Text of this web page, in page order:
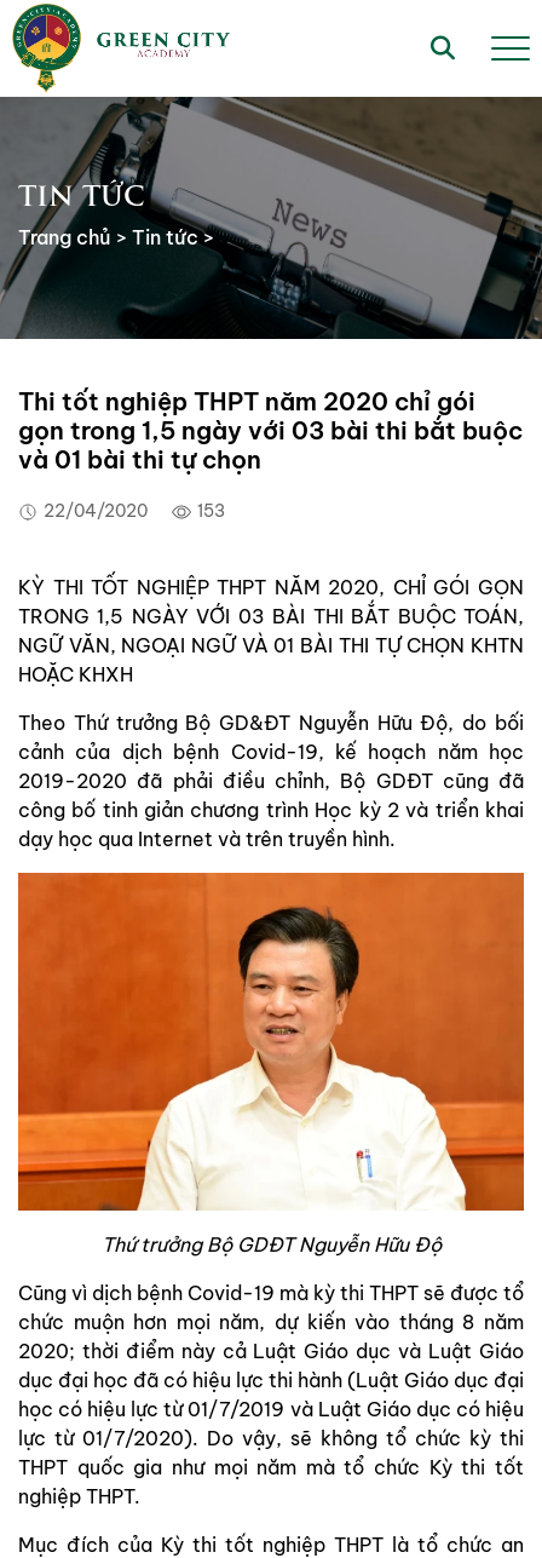
TIN TỨC
Trang chủ > Tin tức>
Thi tốt nghiệp THPT năm 2020 chỉ gói
gọn trong 1,5 ngày với 03 bài thi bắt buộc
và 01 bài thi tự chọn
22/04/2020 153
KỲ THI TỐT NGHIỆP THPT NĂM 2020, CHỈ GÓI GỌN
TRONG 1,5 NGÀY VỚI 03 BÀI THI BẮT BUỘC TOÁN,
NGỮ VĂN, NGOẠI NGỮ VÀ 01 BÀI THI TỰ CHỌN KHTN
HOẶC KHXH
Theo Thứ trưởng Bộ GD&ĐT Nguyễn Hữu Độ, do bối
cảnh của dịch bệnh Covid-19, kế hoạch năm học
2019-2020 đã phải điều chỉnh, Bộ GDĐT cũng đã
công bố tinh giản chương trình Học kỳ 2 và triển khai
dạy học qua Internet và trên truyền hình.
Thứ trưởng Bộ GDĐT Nguyễn Hữu Độ
Cũng vì dịch bệnh Covid-19 mà kỳ thi THPT sẽ được tổ
chức muộn hơn mọi năm, dự kiến vào tháng 8 năm
2020; thời điểm này cả Luật Giáo dục và Luật Giáo
dục đại học đã có hiệu lực thi hành (Luật Giáo dục đại
học có hiệu lực từ 01/7/2019 và Luật Giáo dục có hiệu
lực từ 01/7/2020). Do vậy, sẽ không tổ chức kỳ thi
THPT quốc gia như mọi năm mà tổ chức Kỳ thi tốt
nghiệp THPT.
Mục đích của Kỳ thi tốt nghiệp THPT là tổ chức an